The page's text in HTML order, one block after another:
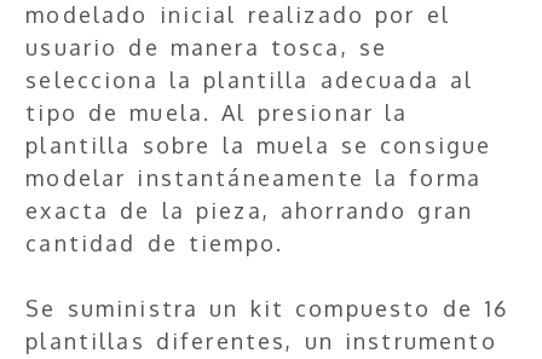
modelado inicial realizado por el
usuario de manera tosca, se
selecciona la plantilla adecuada al
tipo de muela. Al presionar la
plantilla sobre la muela se consigue
modelar instantáneamente la forma
exacta de la pieza, ahorrando gran
cantidad de tiempo.
Se suministra un kit compuesto de 16
plantillas diferentes, un instrumento